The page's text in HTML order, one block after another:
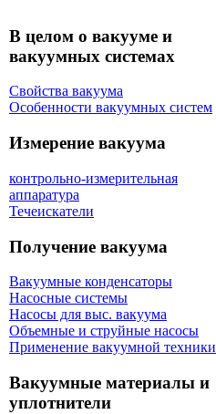
В целом о вакууме и
вакуумных системах
Свойства вакуума
Особенности вакуумных систем
Измерение вакуума
контрольно-измерительная
аппаратура
Течеискатели
Получение вакуума
Вакуумные конденсаторы
Насосные системы
Насосы для выс. вакуума
Объемные и струйные насосы
Применение вакуумной техники
Вакуумные материалы и
уплотнители